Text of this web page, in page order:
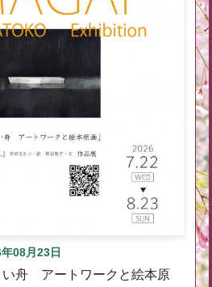
08月23日
い舟 アートワークと絵本原